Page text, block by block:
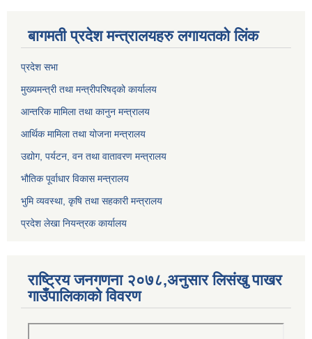
बागमती प्रदेश मन्त्रालयहरु लगायतको लिंक
प्रदेश सभा
मुख्यमन्त्री तथा मन्त्रीपरिषद्को कार्यालय
आन्तरिक मामिला तथा कानुन मन्त्रालय
आर्थिक मामिला तथा योजना मन्त्रालय
उद्योग, पर्यटन, वन तथा वातावरण मन्त्रालय
भौतिक पूर्वाधार विकास मन्त्रालय
भुमि व्यवस्था, कृषि तथा सहकारी मन्त्रालय
प्रदेश लेखा नियन्त्रक कार्यालय
राष्ट्रिय जनगणना २०७८,अनुसार लिसंखु पाखर
गाउँपालिकाको विवरण